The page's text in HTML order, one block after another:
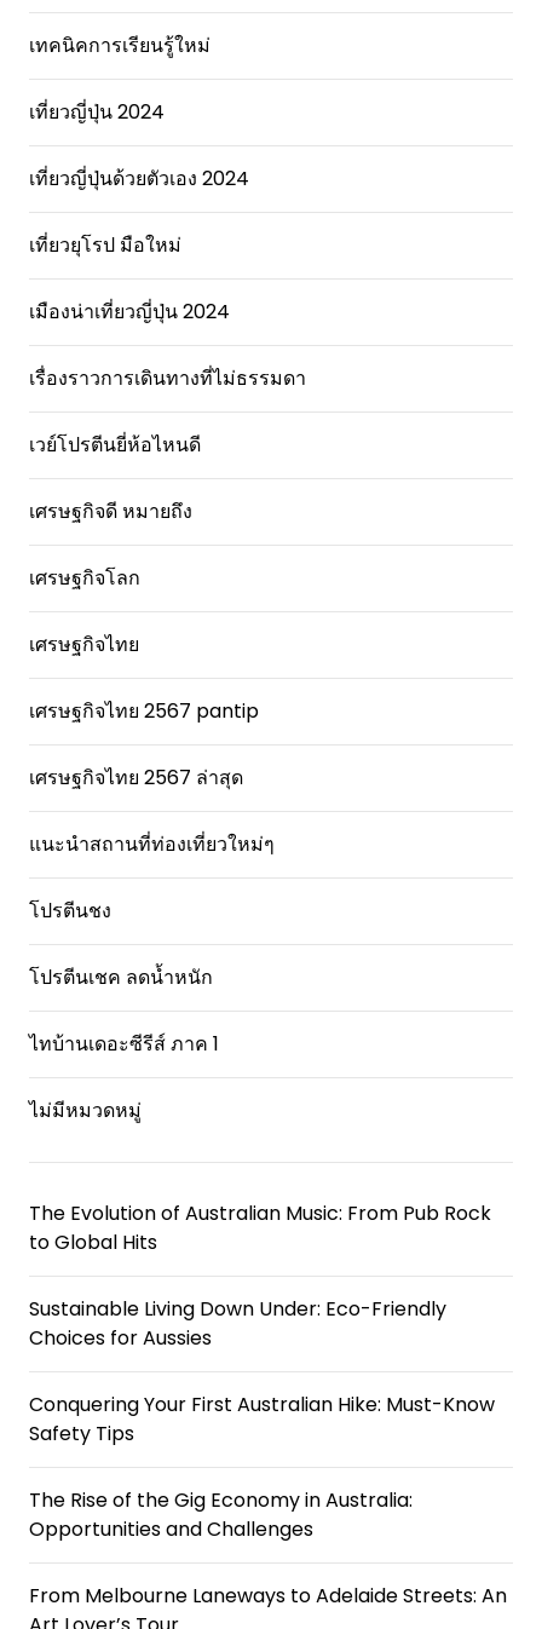
เทคนิคการเรียนรู้ใหม่
เที่ยวญี่ปุ่น 2024
เที่ยวญี่ปุ่นด้วยตัวเอง 2024
เที่ยวยุโรป มือใหม่
เมืองน่าเที่ยวญี่ปุ่น 2024
เรื่องราวการเดินทางที่ไม่ธรรมดา
เวย์โปรตีนยี่ห้อไหนดี
เศรษฐกิจดี หมายถึง
เศรษฐกิจโลก
เศรษฐกิจไทย
เศรษฐกิจไทย 2567 pantip
เศรษฐกิจไทย 2567 ล่าสุด
แนะนำสถานที่ท่องเที่ยวใหม่ๆ
โปรตีนชง
โปรตีนเชค ลดน้ำหนัก
ไทบ้านเดอะซีรีส์ ภาค 1
ไม่มีหมวดหมู่
The Evolution of Australian Music: From Pub Rock
to Global Hits
Sustainable Living Down Under: Eco-Friendly
Choices for Aussies
Conquering Your First Australian Hike: Must-Know
Safety Tips
The Rise of the Gig Economy in Australia:
Opportunities and Challenges
From Melbourne Laneways to Adelaide Streets: An